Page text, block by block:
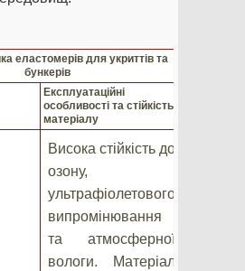
еластомерів для укриттів та
бункерів
Експлуатаційні
особливості та стійкість
матеріалу
Висока стійкість до
озону,
ультрафіолетового
випромінювання
та атмосферної
вологи. Матеріал